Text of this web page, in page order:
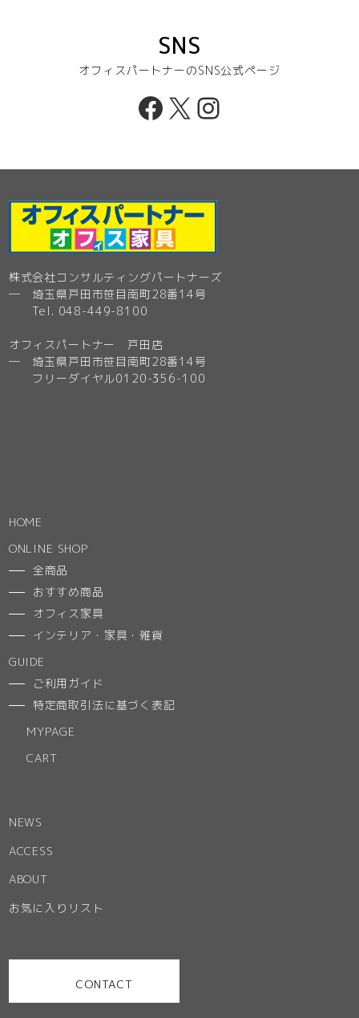
SNS
オフィスパートナーのSNS公式ページ
Facebook
X Instagram
株式会社コンサルティングパートナーズ
─ 埼玉県戸田市笹目南町28番14号
Tel. 048-449-8100
オフィスパートナー 戸田店
─ 埼玉県戸田市笹目南町28番14号
フリーダイヤル0120-356-100
HOME
ONLINE SHOP
全商品
おすすめ商品
オフィス家具
インテリア・家具・雑貨
GUIDE
ご利用ガイド
特定商取引法に基づく表記
MYPAGE
CART
NEWS
ACCESS
ABOUT
お気に入りリスト
CONTACT